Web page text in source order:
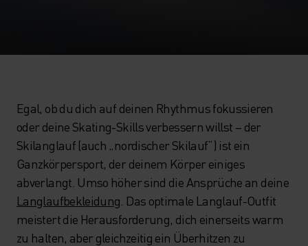
Egal, ob du dich auf deinen Rhythmus fokussieren
oder deine Skating-Skills verbessern willst – der
Skilanglauf (auch „nordischer Skilauf“) ist ein
Ganzkörpersport, der deinem Körper einiges
abverlangt. Umso höher sind die Ansprüche an deine
Langlaufbekleidung . Das optimale Langlauf-Outfit
meistert die Herausforderung, dich einerseits warm
zu halten, aber gleichzeitig ein Überhitzen zu